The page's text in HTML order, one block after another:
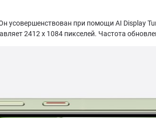
при помощи AI Display
2412 х 1084 пикселей. Частота